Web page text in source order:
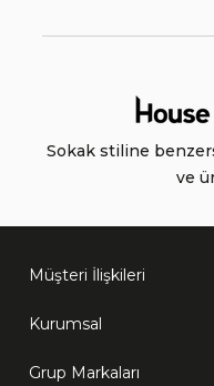
Sokak stiline
ve
Müşteri İlişkileri
Kurumsal
Grup Markaları